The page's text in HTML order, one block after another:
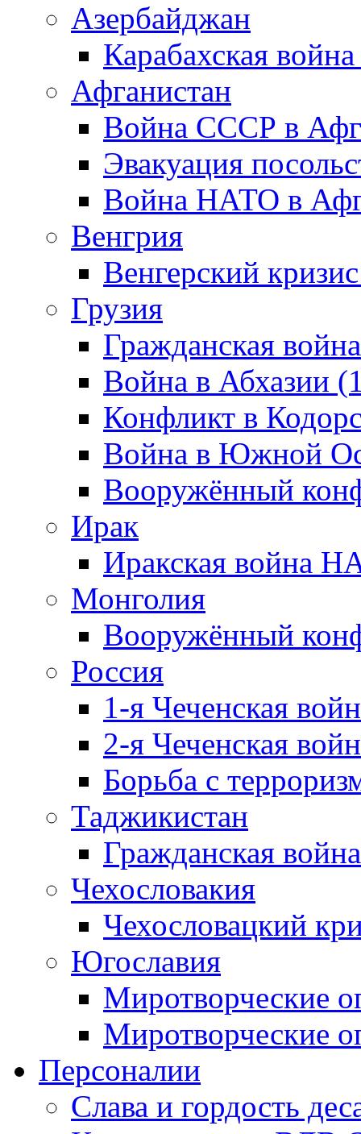
Азербайджан
Карабахская
Афганистан
Война СССР в
Эвакуация
Война НАТО в
Венгрия
Венгерский
Грузия
Гражданская
Война в Абхазии
Конфликт в
Война в Южной
Вооружённый
Ирак
Иракская война
Монголия
Вооружённый
Россия
1-я Чеченская
2-я Чеченская
Борьба с
Таджикистан
Гражданская
Чехословакия
Чехословацкий
Югославия
Миротворческие
Миротворческие
Персоналии
Слава и гордость